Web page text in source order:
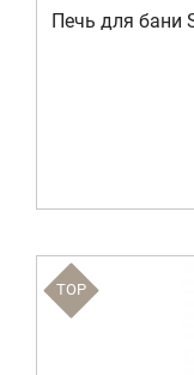
Печь для бани
TOP